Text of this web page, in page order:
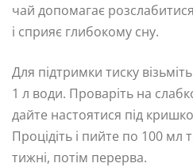
чай допомагає
і сприяє глибокому сну.
Для підтримки тиску
1 л води. Проваріть на
дайте настоятися під
Процідіть і пийте по 100 мл
тижні, потім перерва.